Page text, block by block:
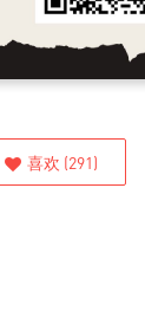
喜欢 (291)